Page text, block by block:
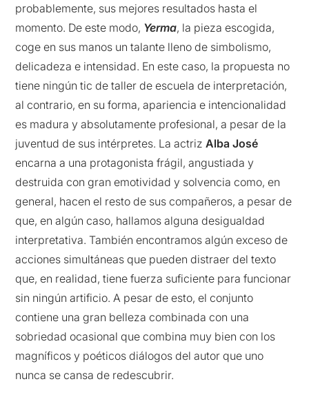
probablemente, sus mejores resultados hasta el
momento. De este modo, Yerma, la pieza escogida,
coge en sus manos un talante lleno de simbolismo,
delicadeza e intensidad. En este caso, la propuesta no
tiene ningún tic de taller de escuela de interpretación,
al contrario, en su forma, apariencia e intencionalidad
es madura y absolutamente profesional, a pesar de la
juventud de sus intérpretes. La actrizAlba José
encarna a una protagonista frágil, angustiada y
destruida con gran emotividad y solvencia como, en
general, hacen el resto de sus compañeros, a pesar de
que, en algún caso, hallamos alguna desigualdad
interpretativa. También encontramos algún exceso de
acciones simultáneas que pueden distraer del texto
que, en realidad, tiene fuerza suficiente para funcionar
sin ningún artificio. A pesar de esto, el conjunto
contiene una gran belleza combinada con una
sobriedad ocasional que combina muy bien con los
magníficos y poéticos diálogos del autor que uno
nunca se cansa de redescubrir.